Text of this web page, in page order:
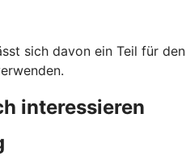
sich davon ein Teil für den
interessieren